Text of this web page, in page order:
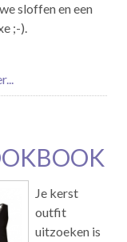
sloffen en een
;-).
Je kerst
outfit
uitzoeken is